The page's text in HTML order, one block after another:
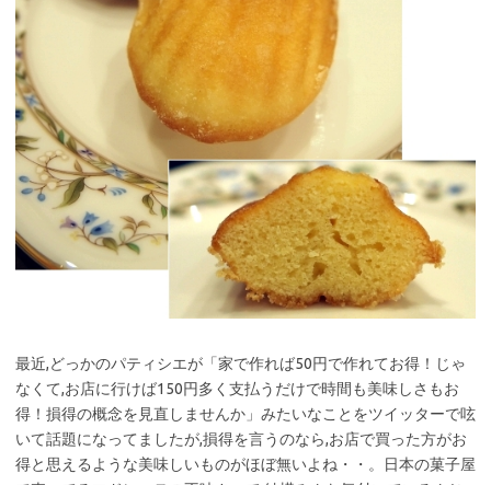
最近,どっかのパティシエが「家で作れば50円で作れてお得！じゃ
なくて,お店に行けば150円多く支払うだけで時間も美味しさもお
得！損得の概念を見直しませんか」みたいなことをツイッターで呟
いて話題になってましたが,損得を言うのなら,お店で買った方がお
得と思えるような美味しいものがほぼ無いよね・・。日本の菓子屋